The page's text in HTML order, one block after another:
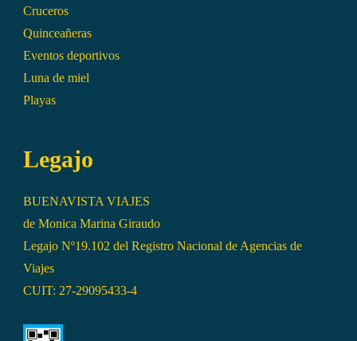
Cruceros
Quinceañeras
Eventos deportivos
Luna de miel
Playas
Legajo
BUENAVISTA VIAJES
de Monica Marina Giraudo
Legajo Nº19.102 del Registro Nacional de Agencias de
Viajes
CUIT: 27-29095433-4